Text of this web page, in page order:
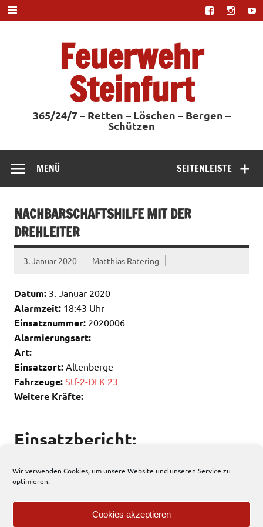
Wir verwenden Cookies, um unsere Website und unseren Service zu
optimieren.
Cookies akzeptieren
Zum
Inhalt
springen
Feuerwehr
Steinfurt
365/24/7 – Retten – Löschen – Bergen –
Schützen
SEITENLEISTE
MENÜ
NACHBARSCHAFTSHILFE MIT DER
DREHLEITER
3. Januar 2020 Matthias Ratering
Datum: 3. Januar 2020
Alarmzeit: 18:43 Uhr
Einsatznummer: 2020006
Alarmierungsart:
Art:
Einsatzort: Altenberge
Fahrzeuge: Stf-2-DLK 23
Weitere Kräfte:
Einsatzbericht:
Allgemein